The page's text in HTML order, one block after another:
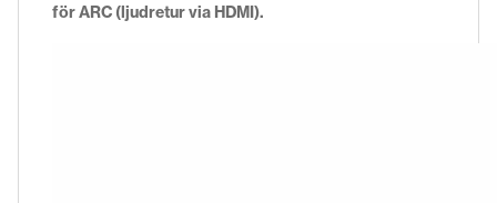
för ARC (ljudretur via HDMI).